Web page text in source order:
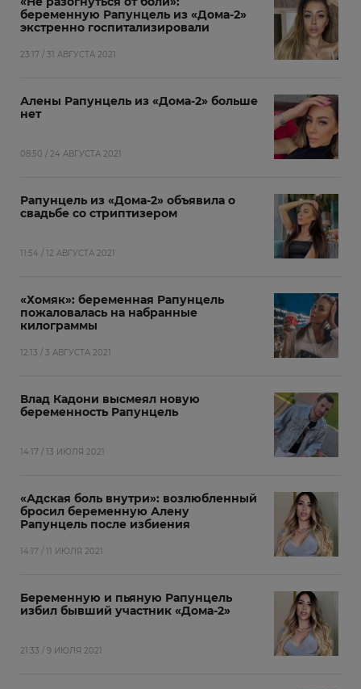
беременную Рапунцель из «Дома-2»
экстренно госпитализировали
23:17 / 31 АВГУСТА 2021
Алены Рапунцель из «Дома-2» больше
нет
08:50 / 24 АВГУСТА 2021
Рапунцель из «Дома-2» объявила о
свадьбе со стриптизером
11:54 / 12 АВГУСТА 2021
«Хомяк»: беременная Рапунцель
пожаловалась на набранные
килограммы
12:13 / 3 АВГУСТА 2021
Влад Кадони высмеял новую
беременность Рапунцель
14:17 / 13 ИЮЛЯ 2021
«Адская боль внутри»: возлюбленный
бросил беременную Алену
Рапунцель после избиения
14:17 / 11 ИЮЛЯ 2021
Беременную и пьяную Рапунцель
избил бывший участник «Дома-2»
21:33 / 9 ИЮЛЯ 2021